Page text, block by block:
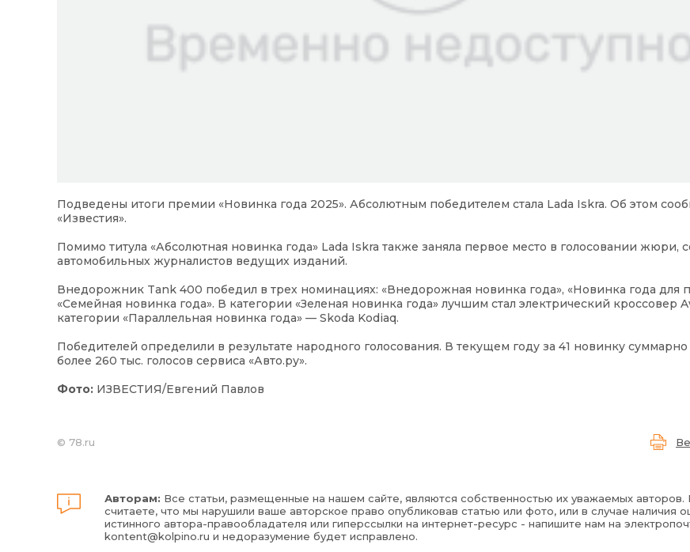
Подведены итоги премии «Новинка года 2025». Абсолютным победителем стала Lada Iskra. Об этом
«Известия».
Помимо титула «Абсолютная новинка года» Lada Iskra также заняла первое место в голосовании жюри,
автомобильных журналистов ведущих изданий.
Внедорожник Tank 400 победил в трех номинациях: «Внедорожная новинка года», «Новинка года для
«Семейная новинка года». В категории «Зеленая новинка года» лучшим стал электрический кроссовер
категории «Параллельная новинка года» — Skoda Kodiaq.
Победителей определили в результате народного голосования. В текущем году за 41 новинку
более 260 тыс. голосов сервиса «Авто.ру».
Фото: ИЗВЕСТИЯ/Евгений Павлов
© 78.ru
Авторам: Все статьи, размещенные на нашем сайте, являются собственностью их уважаемых авторов.
считаете, что мы нарушили ваше авторское право опубликовав статью или фото, или в случае наличия
истинного автора-правообладателя или гиперссылки на интернет-ресурс - напишите нам на
kontent@kolpino.ru и недоразумение будет исправлено.